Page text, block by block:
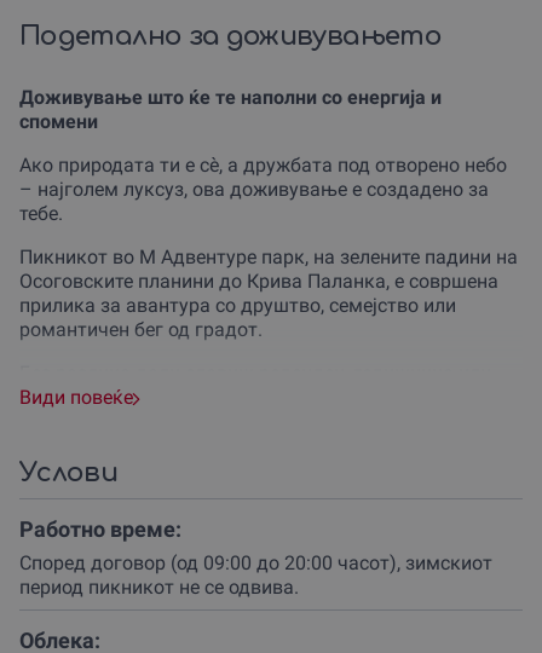
Подетално за доживувањето
Доживување што ќе те наполни со енергија и
спомени
Ако природата ти е сè, а дружбата под отворено небо
– најголем луксуз, ова доживување е создадено за
тебе.
Пикникот во М Адвентуре парк, на зелените падини на
Осоговските планини до Крива Паланка, е совршена
прилика за авантура со друштво, семејство или
романтичен бег од градот.
едноставно сакаш да се исклучиш од технологијата –
Пикникот се одвива во природен амбиент подготвен
Со ваучер за целодневен наем на маса (од 09:00 до
20:00 часот) те очекува комплетна опрема:
✅ маса за пикник
Види повеќе
Услови
Работно време:
Според договор (од 09:00 до 20:00 часот), зимскиот
период пикникот не се одвива.
Облека: